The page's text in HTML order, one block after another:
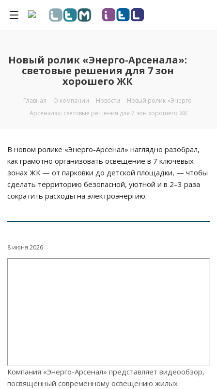
Новый ролик «Энерго-Арсенала»:
световые решения для 7 зон
хорошего ЖК
Главная - О компании - Новости - Новый ролик «Энерго-
Арсенала»: световые решения для 7 зон хорошего ЖК
В новом ролике «Энерго-Арсенал» наглядно разобрал,
как грамотно организовать освещение в 7 ключевых
зонах ЖК — от парковки до детской площадки, — чтобы
сделать территорию безопасной, уютной и в 2–3 раза
сократить расходы на электроэнергию.
8 июня 2026
Компания «Энерго-Арсенал» представляет видеообзор,
посвященный современному освещению жилых